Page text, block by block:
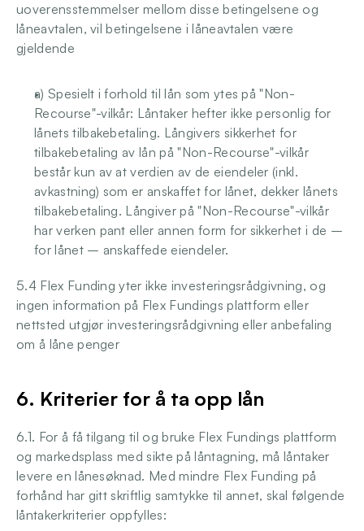
uoverensstemmelser mellom disse betingelsene og
låneavtalen, vil betingelsene i låneavtalen være
gjeldende
a) Spesielt i forhold til lån som ytes på "Non-
Recourse"-vilkår: Låntaker hefter ikke personlig for
lånets tilbakebetaling. Långivers sikkerhet for
tilbakebetaling av lån på "Non-Recourse"-vilkår
består kun av at verdien av de eiendeler (inkl.
avkastning) som er anskaffet for lånet, dekker lånets
tilbakebetaling. Långiver på "Non-Recourse"-vilkår
har verken pant eller annen form for sikkerhet i de –
for lånet – anskaffede eiendeler.
5.4 Flex Funding yter ikke investeringsrådgivning, og
ingen information på Flex Fundings plattform eller
nettsted utgjør investeringsrådgivning eller anbefaling
om å låne penger
6. Kriterier for å ta opp lån
6.1. For å få tilgang til og bruke Flex Fundings plattform
og markedsplass med sikte på låntagning, må låntaker
levere en lånesøknad. Med mindre Flex Funding på
forhånd har gitt skriftlig samtykke til annet, skal følgende
låntakerkriterier oppfylles: